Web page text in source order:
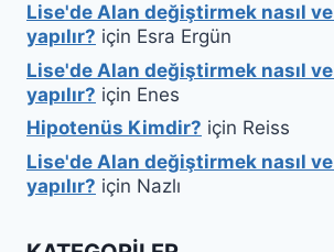
Lise'de Alan değiştirmek nasıl
yapılır? için Esra Ergün
Lise'de Alan değiştirmek nasıl
yapılır? için Enes
Hipotenüs Kimdir? için Reiss
Lise'de Alan değiştirmek nasıl
yapılır? için Nazlı